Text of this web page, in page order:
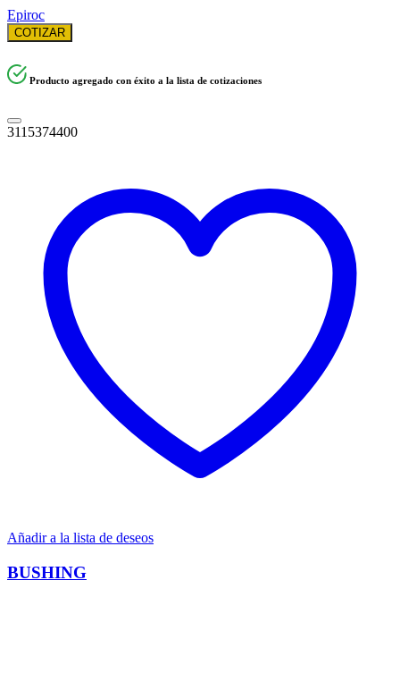
Epiroc
COTIZAR
Producto agregado con éxito a la lista de cotizaciones
3115374400
Añadir a la lista de deseos
BUSHING